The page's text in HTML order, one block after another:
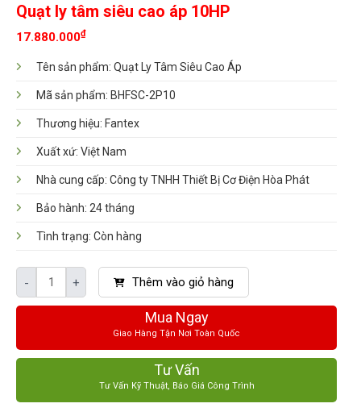
Quạt ly tâm siêu cao áp 10HP
17.880.000₫
Tên sản phẩm: Quạt Ly Tâm Siêu Cao Áp
Mã sản phẩm: BHFSC-2P10
Thương hiệu: Fantex
Xuất xứ: Việt Nam
Nhà cung cấp: Công ty TNHH Thiết Bị Cơ Điện Hòa Phát
Bảo hành: 24 tháng
Tình trạng: Còn hàng
- + Thêm vào giỏ hàng
Mua Ngay
Giao Hàng Tận Nơi Toàn Quốc
Tư Vấn
Tư Vấn Kỹ Thuật, Báo Giá Công Trình